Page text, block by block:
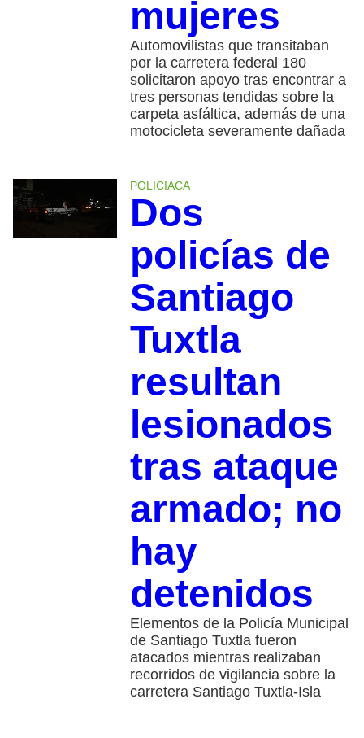
mujeres
Automovilistas que transitaban
por la carretera federal 180
solicitaron apoyo tras encontrar a
tres personas tendidas sobre la
carpeta asfáltica, además de una
motocicleta severamente dañada
POLICIACA
Dos
policías de
Santiago
Tuxtla
resultan
lesionados
tras ataque
armado; no
hay
detenidos
Elementos de la Policía Municipal
de Santiago Tuxtla fueron
atacados mientras realizaban
recorridos de vigilancia sobre la
carretera Santiago Tuxtla-Isla